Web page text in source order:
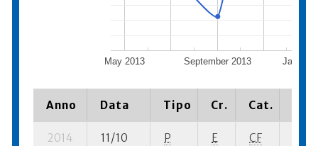
May 2013 September 2013 January
Anno Data Tipo Cr. Cat.
2014 11/10 P E CF